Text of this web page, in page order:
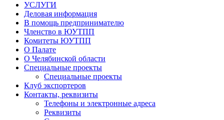
УСЛУГИ
Деловая информация
В помощь предпринимателю
Членство в ЮУТПП
Комитеты ЮУТПП
О Палате
О Челябинской области
Специальные проекты
Специальные проекты
Клуб экспортеров
Контакты, реквизиты
Телефоны и электронные адреса
Реквизиты